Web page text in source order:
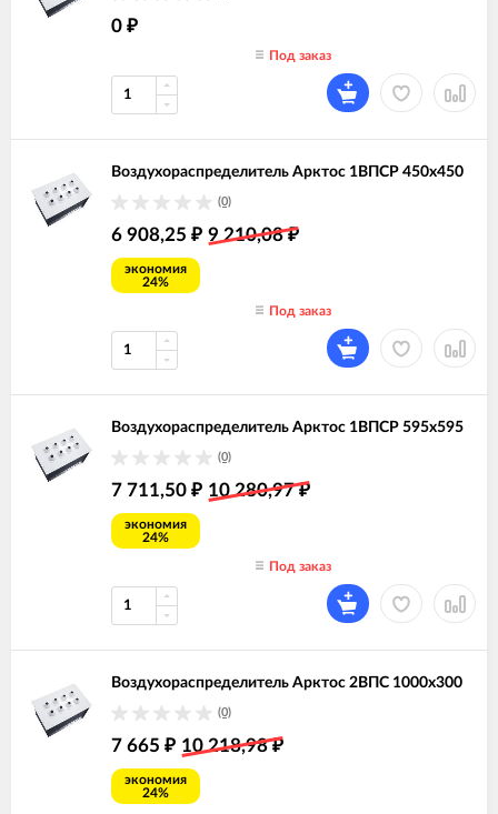
0 ₽
Под заказ
Воздухораспределитель Арктос 1ВПСР 450х450
(0)
6 908,25 ₽ 9 210,08₽
экономия
24%
Под заказ
Воздухораспределитель Арктос 1ВПСР 595х595
(0)
7 711,50 ₽ 10 280,97₽
экономия
24%
Под заказ
Воздухораспределитель Арктос 2ВПС 1000х300
(0)
7 665 ₽ 10 218,98₽
экономия
24%